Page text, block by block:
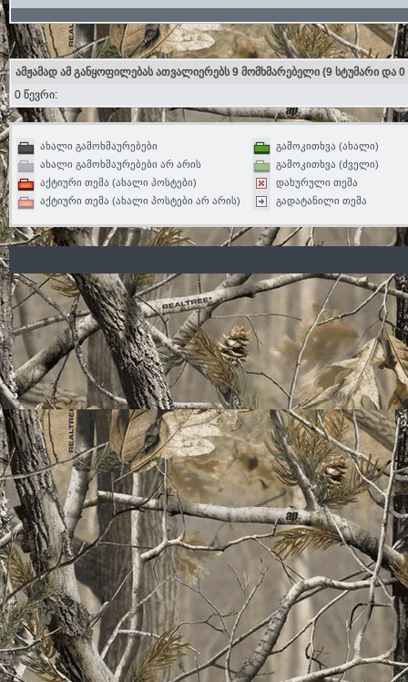
ამჟამად ამ განყოფილებას ათვალიერებს 9 მომხმარებელი (9 სტუმარი და 0
0 წევრი:
ახალი გამოხმაურებები
ახალი გამოხმაურებები არ არის
აქტიური თემა (ახალი პოსტები)
აქტიური თემა (ახალი პოსტები არ არის)
გამოკითხვა (ახალი)
გამოკითხვა (ძველი)
დახურული თემა
გადატანილი თემა